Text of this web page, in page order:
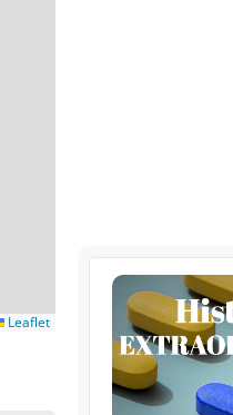
Leaflet